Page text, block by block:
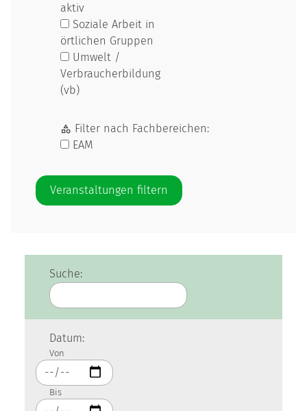
aktiv
Soziale Arbeit in
örtlichen Gruppen
Umwelt /
Verbraucherbildung
(vb)
Filter nach Fachbereichen:
EAM
Suche:
Datum:
Von
Bis